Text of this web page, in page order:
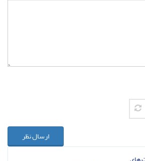
ارسال نظر